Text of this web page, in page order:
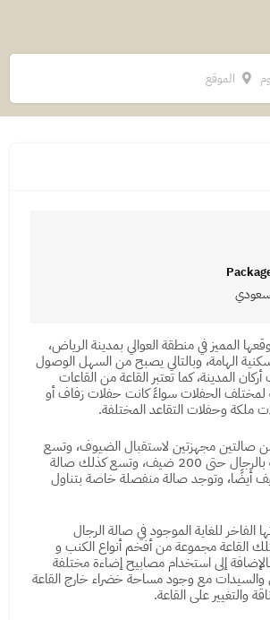
الموقع
المميز في منطقة العوالي بمدينة الرياض،
الهامة، وبالتالي يصبح من السهل الوصول
المدينة، كما تعتبر القاعة من القاعات
لمختلف الحفلات سواءً كانت حفلات زفاف أو
ملكة وحفلات التقاعد المختلفة.
صالتين مجهزتين لاستقبال الضيوف، وتسع
الصالة الأولى الخاصة بالرجال حتى 200 ضيف، وتسع كذلك صالة
حتى 200 ضيف أيضًا، وتوجد صالة منفصلة خاصة بتناول
الفاخر للغاية الموجود في صالة الرجال
القاعة مجموعة من أفخم أنواع الكنب و
إلى استخدام مصابيح إضاءة مختلفة
والسيدات مع وجود مساحة خضراء خارج القاعة
والتغيير على القاعة.